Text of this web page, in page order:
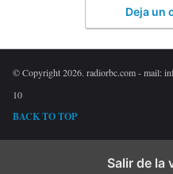
Deja un
© Copyright 2026. radiorbc.com - mail:
10
BACK TO TOP
Salir de la